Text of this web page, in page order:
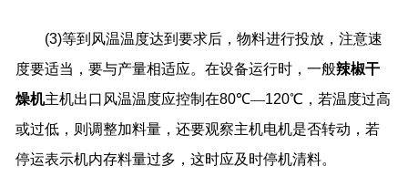
(3)等到风温温度达到要求后，物料进行投放，注意速
度要适当，要与产量相适应。在设备运行时，一般辣椒干
燥机主机出口风温温度应控制在80℃—120℃，若温度过高
或过低，则调整加料量，还要观察主机电机是否转动，若
停运表示机内存料量过多，这时应及时停机清料。